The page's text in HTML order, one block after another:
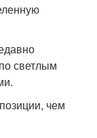
светлым
чем